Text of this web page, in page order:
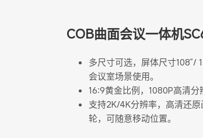
COB曲面会议一体机
多尺寸可选，屏体尺寸108“/
会议室场景使用。
16:9黄金比例，1080P高清分
支持2K/4K分辨率，高清还
轮，可随意移动位置。